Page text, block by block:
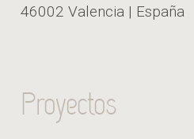
46002 Valencia | España
Proyectos